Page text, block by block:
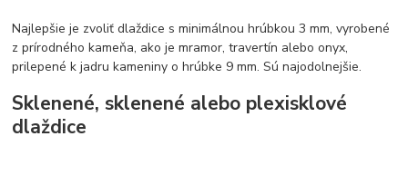
Najlepšie je zvoliť dlaždice s minimálnou hrúbkou 3 mm, vyrobené
z prírodného kameňa, ako je mramor, travertín alebo onyx,
prilepené k jadru kameniny o hrúbke 9 mm. Sú najodolnejšie.
Sklenené, sklenené alebo plexisklové
dlaždice